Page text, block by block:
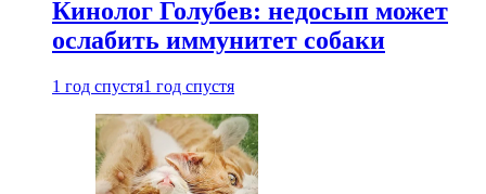
Кинолог Голубев: недосып может
ослабить иммунитет собаки
1 год спустя1 год спустя